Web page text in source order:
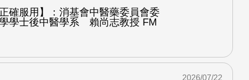
正確服用】：消基會中醫藥委員會委
學士後中醫學系 賴尚志教授 FM
2026/07/22